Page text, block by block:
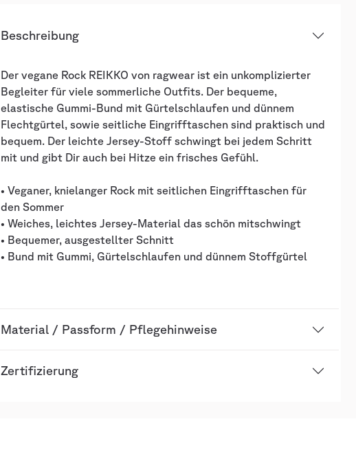
Beschreibung
Der vegane Rock REIKKO von ragwear ist ein unkomplizierter
Begleiter für viele sommerliche Outfits. Der bequeme,
elastische Gummi-Bund mit Gürtelschlaufen und dünnem
Flechtgürtel, sowie seitliche Eingrifftaschen sind praktisch und
bequem. Der leichte Jersey-Stoff schwingt bei jedem Schritt
mit und gibt Dir auch bei Hitze ein frisches Gefühl.
• Veganer, knielanger Rock mit seitlichen Eingrifftaschen für
den Sommer
• Weiches, leichtes Jersey-Material das schön mitschwingt
• Bequemer, ausgestellter Schnitt
• Bund mit Gummi, Gürtelschlaufen und dünnem Stoffgürtel
Material / Passform / Pflegehinweise
Zertifizierung